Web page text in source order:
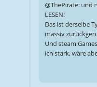
@ThePirate: und
LESEN!
Das ist derselbe
massiv
Und steam
ich stark, wäre